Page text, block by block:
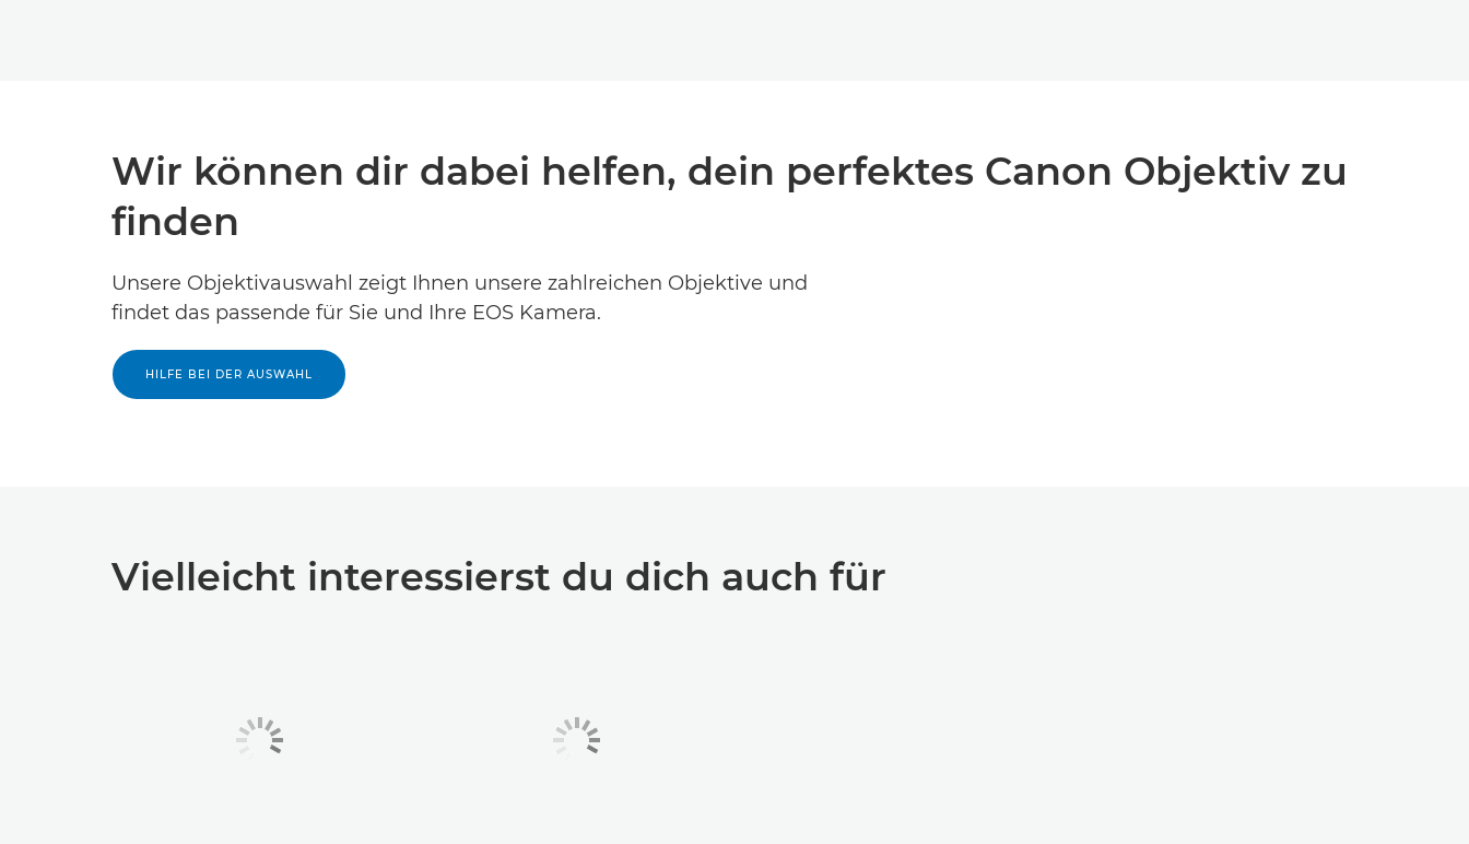
Wir können dir dabei helfen, dein perfektes Canon Objektiv zu
finden
Unsere Objektivauswahl zeigt Ihnen unsere zahlreichen Objektive und
findet das passende für Sie und Ihre EOS Kamera.
HILFE BEI DER AUSWAHL
Vielleicht interessierst du dich auch für